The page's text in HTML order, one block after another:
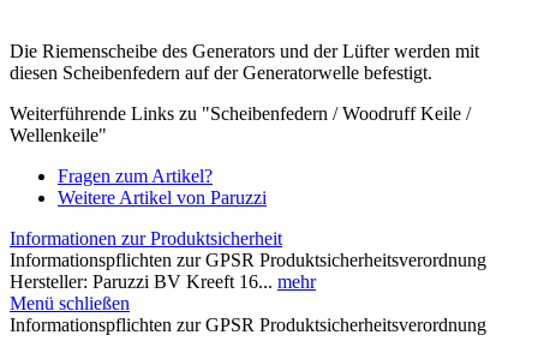
Die Riemenscheibe des Generators und der Lüfter werden mit
diesen Scheibenfedern auf der Generatorwelle befestigt.
Weiterführende Links zu "Scheibenfedern / Woodruff Keile /
Wellenkeile"
Fragen zum Artikel?
Weitere Artikel von Paruzzi
Informationen zur Produktsicherheit
Informationspflichten zur GPSR Produktsicherheitsverordnung
Hersteller: Paruzzi BV Kreeft 16... mehr
Menü schließen
Informationspflichten zur GPSR Produktsicherheitsverordnung